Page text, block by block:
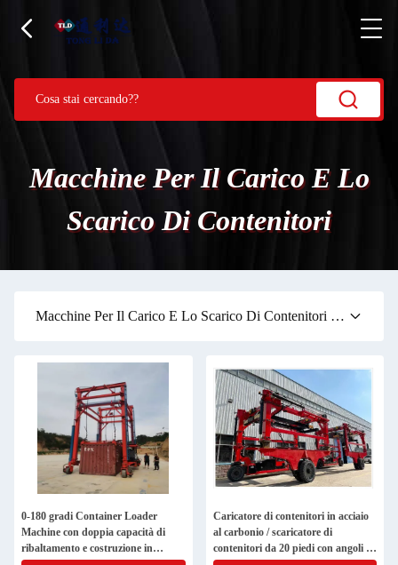
Macchine Per Il Carico E Lo
Scarico Di Contenitori
Macchine Per Il Carico E Lo Scarico Di Contenitori
(13)
0-180 gradi Container Loader
Machine con doppia capacità di
ribaltamento e costruzione in
Caricatore di contenitori in acciaio
al carbonio / scaricatore di
contenitori da 20 piedi con angoli di